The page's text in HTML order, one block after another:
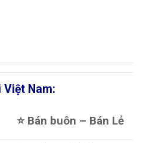
Nam:
⭐️ Bán buôn – Bán Lẻ